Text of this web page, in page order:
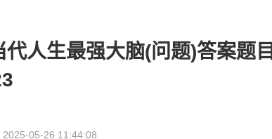
人生最强大脑(问题)答案题目
2025-05-26 11:44:08